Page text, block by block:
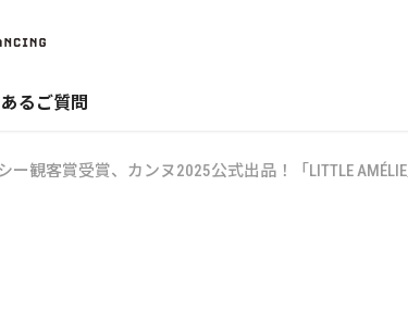
るご質問
ー観客賞受賞、カンヌ2025公式出品！「LITTLE